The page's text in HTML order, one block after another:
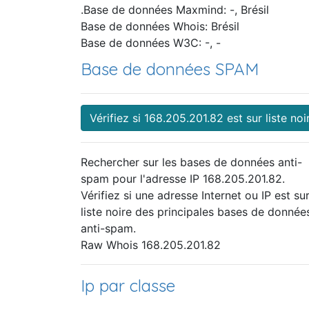
.Base de données Maxmind: -, Brésil
Base de données Whois: Brésil
Base de données W3C: -, -
Base de données SPAM
Vérifiez si 168.205.201.82 est sur liste
Rechercher sur les bases de données anti-
spam pour l'adresse IP 168.205.201.82.
Vérifiez si une adresse Internet ou IP est
liste noire des principales bases de
anti-spam.
Raw Whois 168.205.201.82
Ip par classe